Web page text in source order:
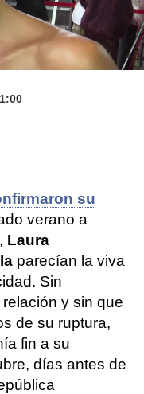
su
verano a
Laura
parecían la viva
Sin
y sin que
de su ruptura,
fin a su
días antes de